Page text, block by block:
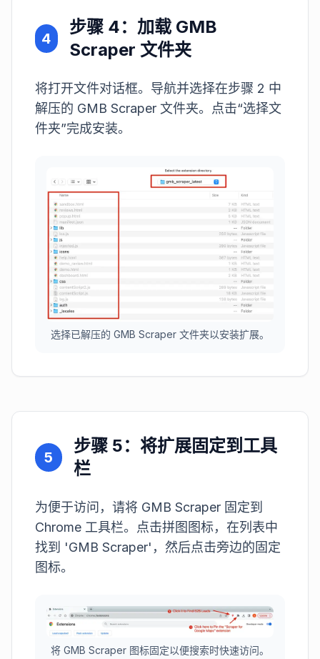
4
步骤 4：加载 GMB
Scraper 文件夹
将打开文件对话框。导航并选择在步骤 2 中
解压的 GMB Scraper 文件夹。点击“选择文
件夹”完成安装。
选择已解压的 GMB Scraper 文件夹以安装扩展。
5
步骤 5：将扩展固定到工具
栏
为便于访问，请将 GMB Scraper 固定到
Chrome 工具栏。点击拼图图标，在列表中
找到 'GMB Scraper'，然后点击旁边的固定
图标。
将 GMB Scraper 图标固定以便搜索时快速访问。